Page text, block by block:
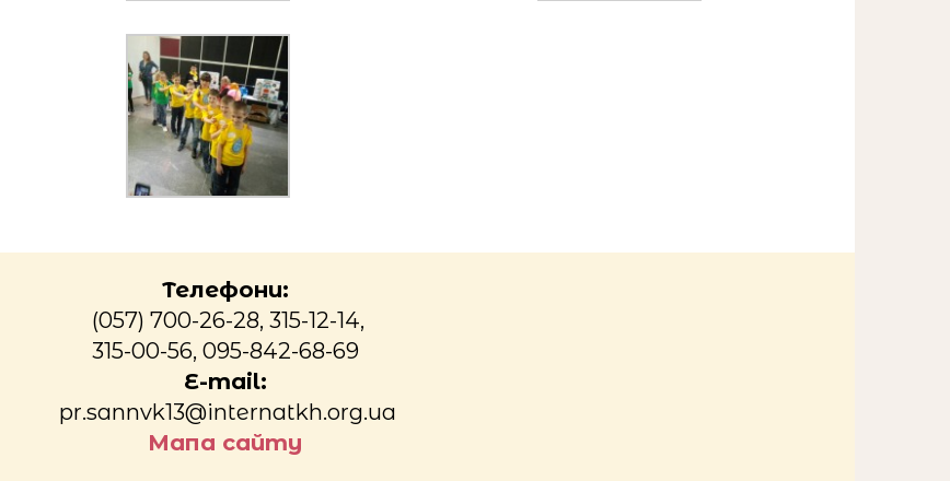
Телефони:
(057) 700-26-28, 315-12-14,
315-00-56, 095-842-68-69
E-mail:
pr.sannvk13@internatkh.org.ua
Мапа сайту